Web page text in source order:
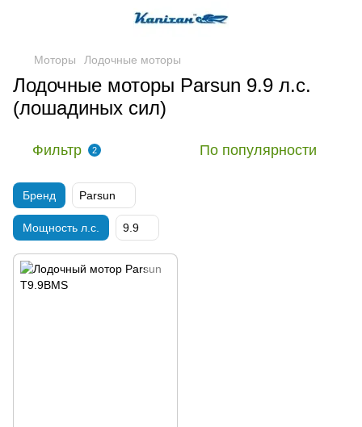
Моторы Лодочные моторы
Лодочные моторы Parsun 9.9 л.c.
(лошадиных сил)
Фильтр 2 По популярности
Бренд Parsun
Мощность л.с. 9.9